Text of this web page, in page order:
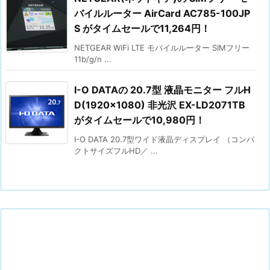
バイルルーター AirCard AC785-100JP
S がタイムセールで11,264円！
NETGEAR WiFi LTE モバイルルーター SIMフリー
11b/g/n ...
I-O DATAの 20.7型 液晶モニター フルH
D(1920×1080) 非光沢 EX-LD2071TB
がタイムセールで10,980円！
I-O DATA 20.7型ワイド液晶ディスプレイ （コンパ
クトサイズフルHD／ ...